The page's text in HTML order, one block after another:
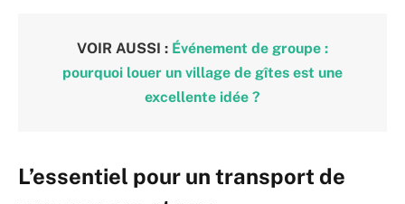
VOIR AUSSI : Événement de groupe :
pourquoi louer un village de gîtes est une
excellente idée ?
L’essentiel pour un transport de